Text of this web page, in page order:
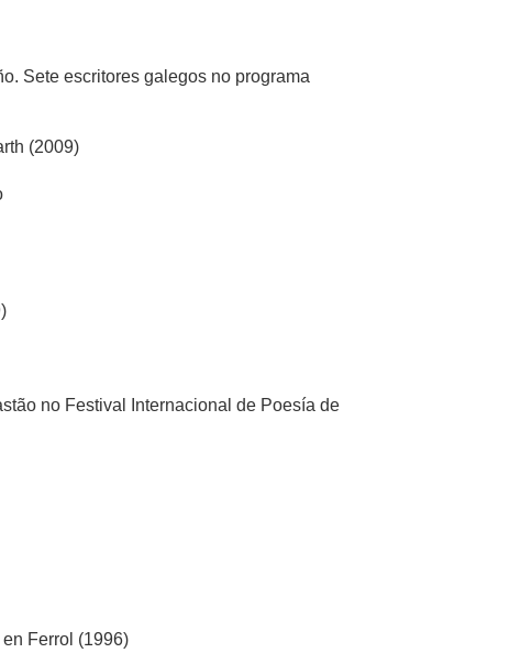
Sete escritores galegos no programa
(2009)
no Festival Internacional de Poesía de
Ferrol (1996)